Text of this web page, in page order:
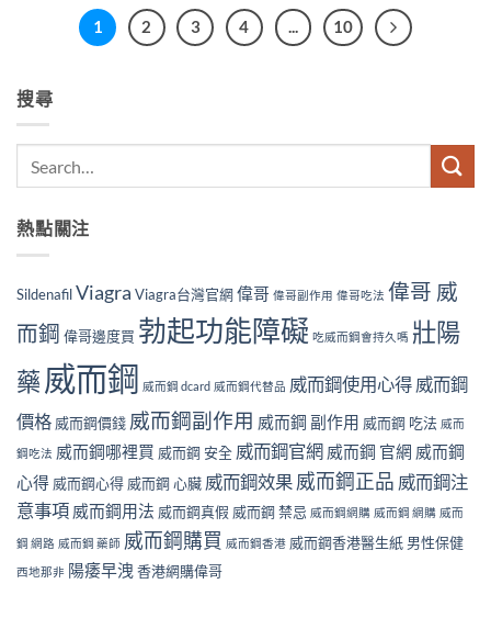
1 2 3 4 ... 10
搜尋
熱點關注
SildenafilViagra Viagra台灣官網偉哥 偉哥副作用 偉哥吃法 偉哥 威
而鋼 偉哥邊度買 勃起功能障礙 吃威而鋼會持久嗎 壯陽
藥 威而鋼 威而鋼 dcard 威而鋼代替品 威而鋼使用心得 威而鋼
價格 威而鋼價錢 威而鋼副作用 威而鋼 副作用 威而鋼 吃法 威而
鋼吃法 威而鋼哪裡買 威而鋼 安全 威而鋼官網 威而鋼 官網 威而鋼
心得 威而鋼心得 威而鋼 心臟 威而鋼效果 威而鋼正品 威而鋼注
意事項 威而鋼用法 威而鋼真假 威而鋼 禁忌 威而鋼網購 威而鋼 網購 威而
鋼 網路 威而鋼 藥師 威而鋼購買 威而鋼香港 威而鋼香港醫生紙 男性保健
西地那非 陽痿早洩 香港網購偉哥